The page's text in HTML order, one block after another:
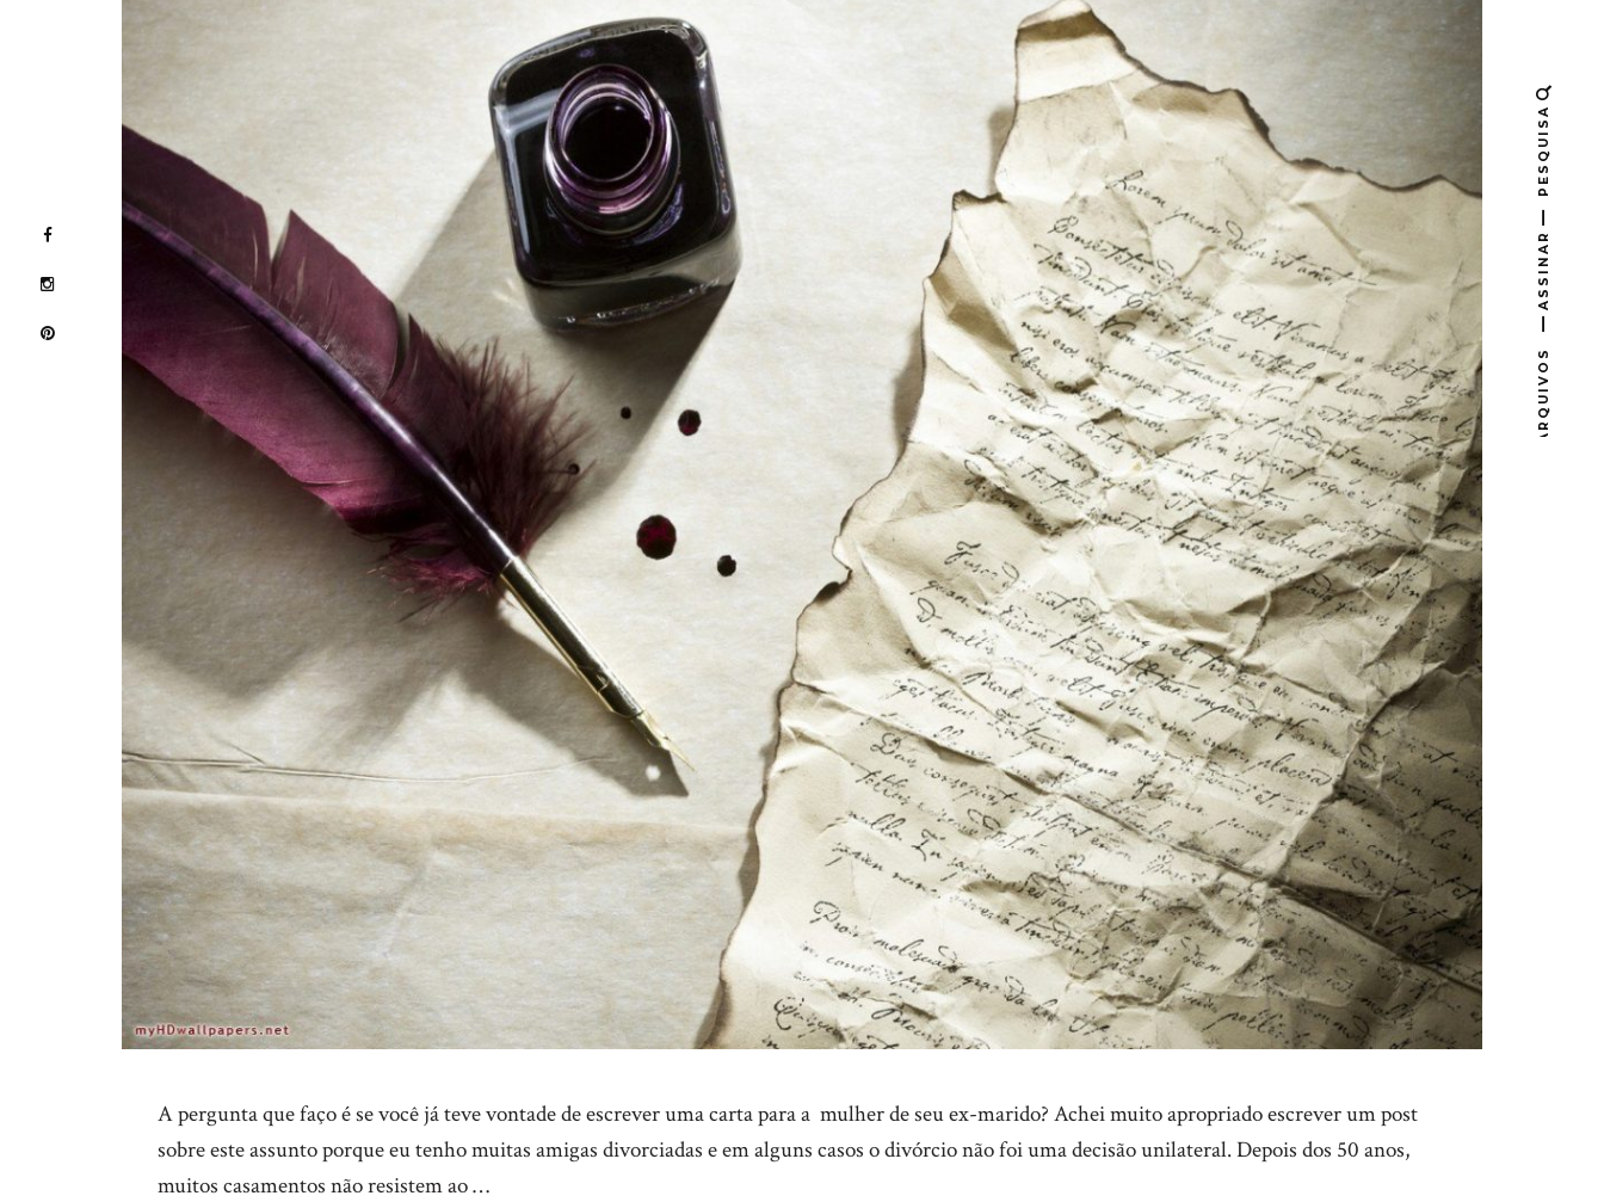
A pergunta que faço é se você já teve vontade de escrever uma carta para a mulher de seu ex-marido? Achei muito apropriado escrever um post
sobre este assunto porque eu tenho muitas amigas divorciadas e em alguns casos o divórcio não foi uma decisão unilateral. Depois dos 50 anos,
muitos casamentos não resistem ao …
PESQUISA
ASSINAR
ARQUIVOS